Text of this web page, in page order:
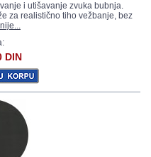
i utišavanje zvuka bubnja.
za realistično tiho vežbanje, bez
DIN